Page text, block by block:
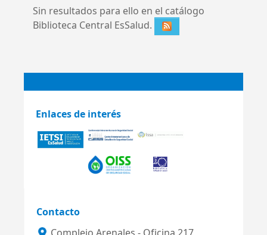
Sin resultados para ello en el catálogo
Biblioteca Central EsSalud.
Enlaces de interés
Contacto